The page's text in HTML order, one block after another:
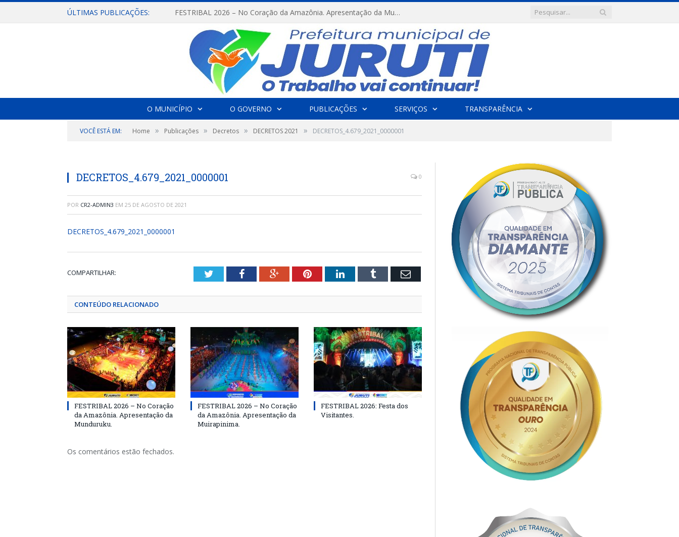
ÚLTIMAS PUBLICAÇÕES: FESTRIBAL 2026 – No Coração da Amazônia. Apresentação da Munduruku.
O MUNICÍPIO O GOVERNO PUBLICAÇÕES SERVIÇOS TRANSPARÊNCIA
VOCÊ ESTÁ EM: Home » Publicações » Decretos » DECRETOS 2021 » DECRETOS_4.679_2021_0000001
DECRETOS_4.679_2021_0000001 0
POR CR2-ADMIN3 EM 25 DE AGOSTO DE 2021
DECRETOS_4.679_2021_0000001
COMPARTILHAR: TwitterFacebookGoogle+PinterestLinkedInTumblr Email
CONTEÚDO RELACIONADO
FESTRIBAL 2026 – No Coração
da Amazônia. Apresentação da
Munduruku.
FESTRIBAL 2026 – No Coração
da Amazônia. Apresentação da
Muirapinima.
FESTRIBAL 2026: Festa dos
Visitantes.
Os comentários estão fechados.